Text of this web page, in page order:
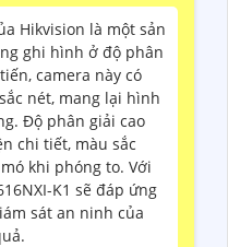
Hikvision là một sản
ghi hình ở độ phân
camera này có
nét, mang lại hình
Độ phân giải cao
chi tiết, màu sắc
khi phóng to. Với
K1 sẽ đáp ứng
sát an ninh của